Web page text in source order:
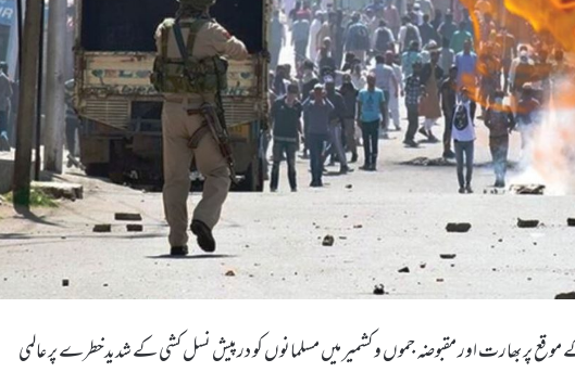
پر بھارت اور مقبوضہ جموں و کشمیر میں مسلمانوں کو درپیش نسل کشی کے شدیدخطرے پر عالمی